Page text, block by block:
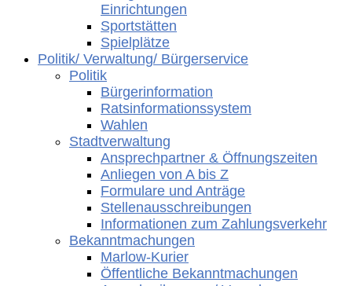
Einrichtungen
Sportstätten
Spielplätze
Politik/ Verwaltung/ Bürgerservice
Politik
Bürgerinformation
Ratsinformationssystem
Wahlen
Stadtverwaltung
Ansprechpartner & Öffnungszeiten
Anliegen von A bis Z
Formulare und Anträge
Stellenausschreibungen
Informationen zum Zahlungsverkehr
Bekanntmachungen
Marlow-Kurier
Öffentliche Bekanntmachungen